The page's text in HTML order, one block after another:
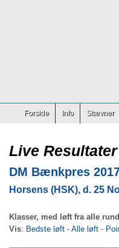
Forside Info Stævner
Live
DM Bænkpres
Horsens (HSK), d. 25
Klasser, med løft fra alle
Vis: Bedste løft - Alle løft -